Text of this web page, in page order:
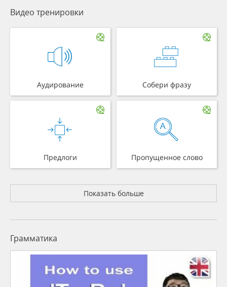
Видео тренировки
Аудирование Собери фразу
Предлоги Пропущенное слово
Показать больше
Грамматика